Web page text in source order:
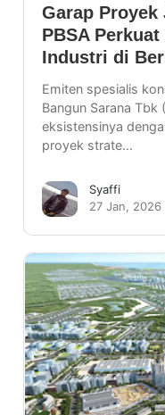
Garap Proyek
PBSA
Industri di
Emiten spesialis
Bangun Sarana Tbk
eksistensinya
proyek strate…
Syaffi
27 Jan, 2026